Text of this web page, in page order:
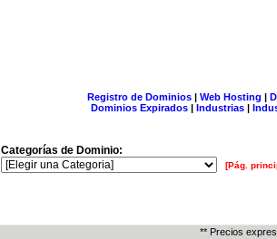
Registro de Dominios| Web Hosting |
Dominios Expirados | Industrias |
Categorías de Dominio:
[Pág.
** Precios